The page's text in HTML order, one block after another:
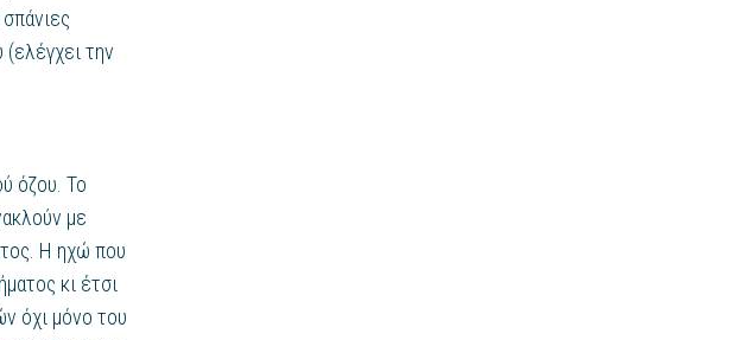
την
όζου. Το
με
Η ηχώ που
κι έτσι
όχι μόνο του